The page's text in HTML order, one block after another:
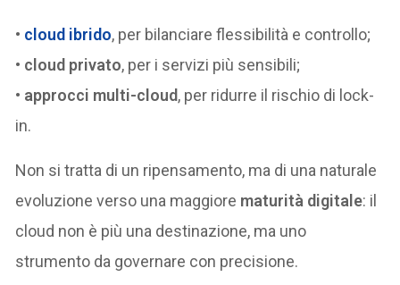
• cloud ibrido, per bilanciare flessibilità e controllo;
• cloud privato, per i servizi più sensibili;
• approcci multi-cloud, per ridurre il rischio di lock-
in.
Non si tratta di un ripensamento, ma di una naturale
evoluzione verso una maggiore maturità digitale: il
cloud non è più una destinazione, ma uno
strumento da governare con precisione.